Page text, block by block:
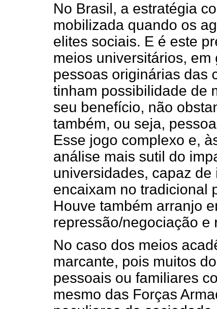
No Brasil, a estratégia
mobilizada quando os
elites sociais. E é este
meios universitários,
pessoas originárias das
tinham possibilidade de
seu benefício, não
também, ou seja,
Esse jogo complexo e,
análise mais sutil do
universidades, capaz
encaixam no tradicional
Houve também arranjo
repressão/negociação e
No caso dos meios
marcante, pois muitos
pessoais ou familiares
mesmo das Forças